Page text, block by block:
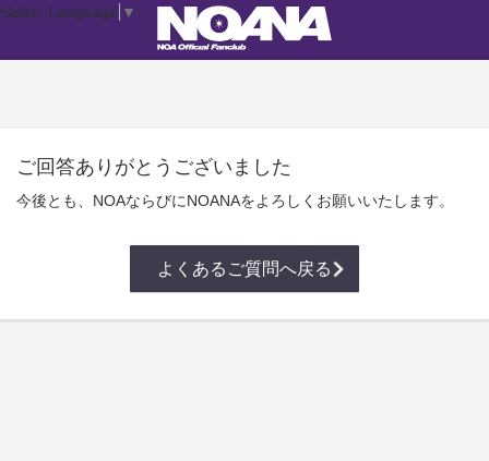
ご回答ありがとうございました
今後とも、NOAならびにNOANAをよろしくお願いいたします。
よくあるご質問へ戻る
Select Language ▼